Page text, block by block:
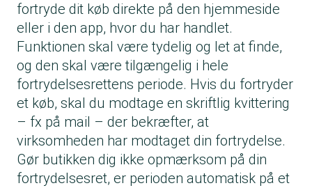
fortryde dit køb direkte på den hjemmeside
eller i den app, hvor du har handlet.
Funktionen skal være tydelig og let at finde,
og den skal være tilgængelig i hele
fortrydelsesrettens periode. Hvis du fortryder
et køb, skal du modtage en skriftlig kvittering
– fx på mail – der bekræfter, at
virksomheden har modtaget din fortrydelse.
Gør butikken dig ikke opmærksom på din
fortrydelsesret, er perioden automatisk på et